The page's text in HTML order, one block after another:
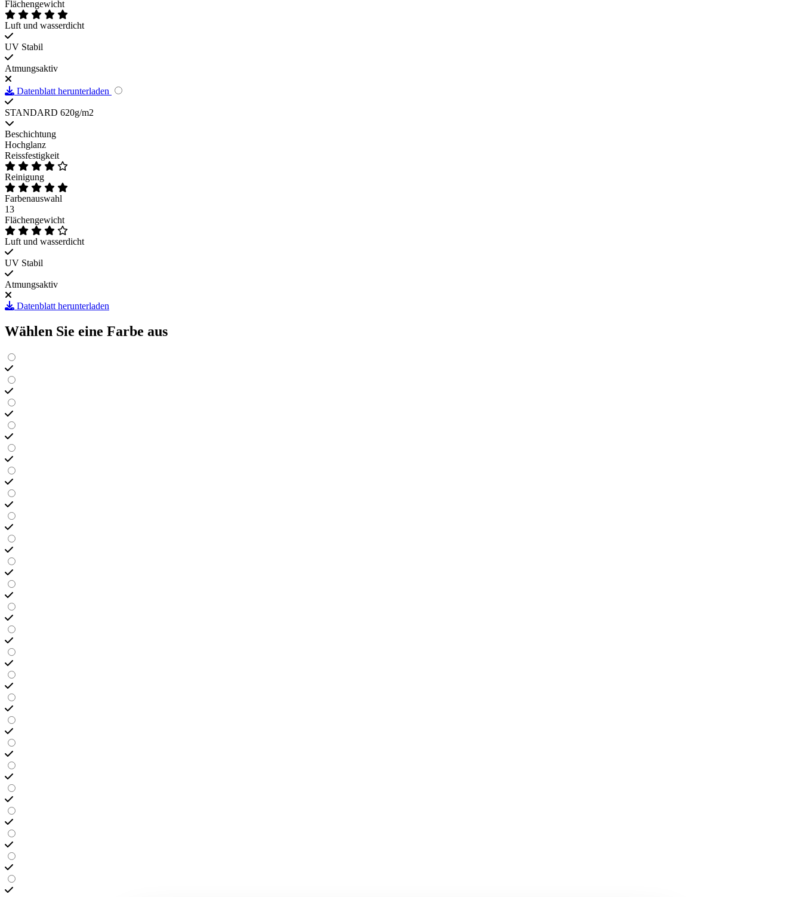
Flächengewicht
Luft und wasserdicht
UV Stabil
Atmungsaktiv
Datenblatt herunterladen
STANDARD 620g/m2
Beschichtung
Hochglanz
Reissfestigkeit
Reinigung
Farbenauswahl
13
Flächengewicht
Luft und wasserdicht
UV Stabil
Atmungsaktiv
Datenblatt herunterladen
Wählen Sie eine Farbe aus